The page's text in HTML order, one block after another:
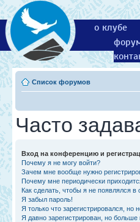
о клубе
Список форумов
Часто
Вход на конференцию и
Почему я не могу войти?
Зачем мне вообще нужно
Почему мне периодически
Как сделать, чтобы я не появлялся в
Я забыл пароль!
Я только что зарегистрировался, но
Я давно зарегистрирован, но больше